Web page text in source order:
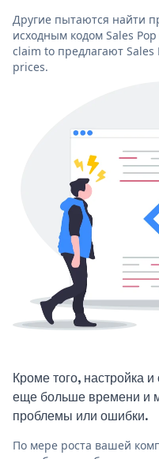
Другие пытаются найти
исходным кодом Sales
claim to предлагают
prices.
Кроме того, настройка
еще больше времени и
проблемы или ошибки.
По мере роста вашей